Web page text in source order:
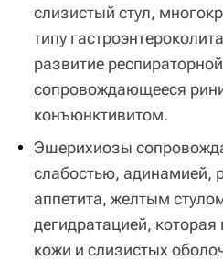
слизистый стул,
типу
развитие
сопровождающееся
конъюнктивитом.
Эшерихиозы
слабостью, адинамией,
аппетита, желтым
дегидратацией, которая
кожи и слизистых